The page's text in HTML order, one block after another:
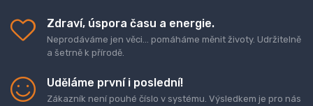
Zdraví, úspora času a energie.
Neprodáváme jen věci... pomáháme měnit životy. Udržitelně
a šetrně k přírodě.
Uděláme první i poslední!
Zákazník není pouhé číslo v systému. Výsledkem je pro nás